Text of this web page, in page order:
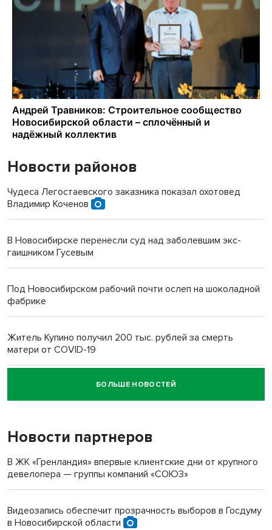
Новости районов
Чудеса Легостаевского заказника показал охотовед
Владимир Коченов
В Новосибирске перенесли суд над заболевшим экс-
гаишником Гусевым
Под Новосибирском рабочий почти ослеп на шоколадной
фабрике
Житель Купино получил 200 тыс. рублей за смерть
матери от COVID-19
Новосибирский суд наказал водителя за смерть
пенсионерки на вокзале
БОЛЬШЕ НОВОСТЕЙ
Новости партнеров
В ЖК «Гренландия» впервые клиентские дни от крупного
девелопера — группы компаний «СОЮЗ»
Видеозапись обеспечит прозрачность выборов в Госдуму
в Новосибирской области